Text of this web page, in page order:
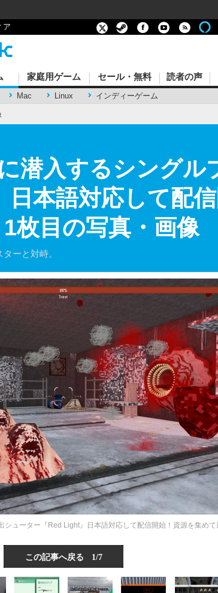
ア
Mac Linux インディーゲーム
家庭用ゲーム セール・無料 読者の声
潜入するシング
日本語対応して配
枚目の写真・画像
ーと対峙。
シューター『Red Light』日本語対応して配信開始！資源を集め
この記事へ戻る 1/7